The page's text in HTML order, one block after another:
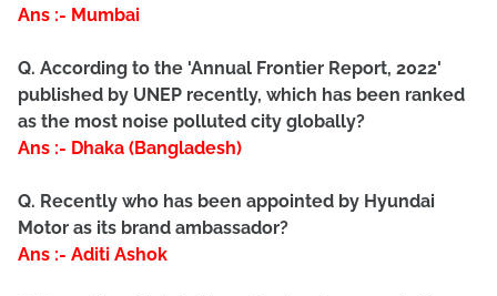
Ans :- Mumbai
Q. According to the 'Annual Frontier Report, 2022'
published by UNEP recently, which has been ranked
as the most noise polluted city globally?
Ans :- Dhaka (Bangladesh)
Q. Recently who has been appointed by Hyundai
Motor as its brand ambassador?
Ans :- Aditi Ashok